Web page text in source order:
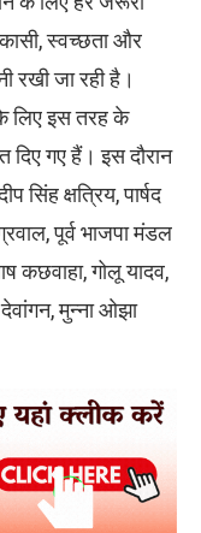
स्वच्छता और
रखी जा रही है।
लिए इस तरह के
दिए गए हैं। इस दौरान
सिंह क्षत्रिय, पार्षद
पूर्व भाजपा मंडल
कछवाहा, गोलू यादव,
देवांगन, मुन्ना ओझा